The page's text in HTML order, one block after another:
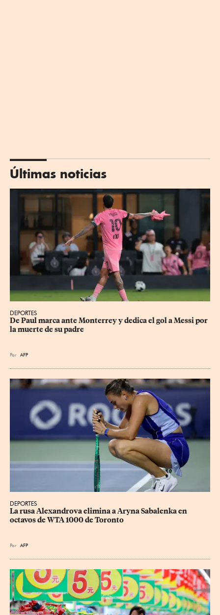
Últimas noticias
DEPORTES
De Paul marca ante Monterrey y dedica el gol a Messi por
la muerte de su padre
Por AFP
DEPORTES
La rusa Alexandrova elimina a Aryna Sabalenka en
octavos de WTA 1000 de Toronto
Por AFP